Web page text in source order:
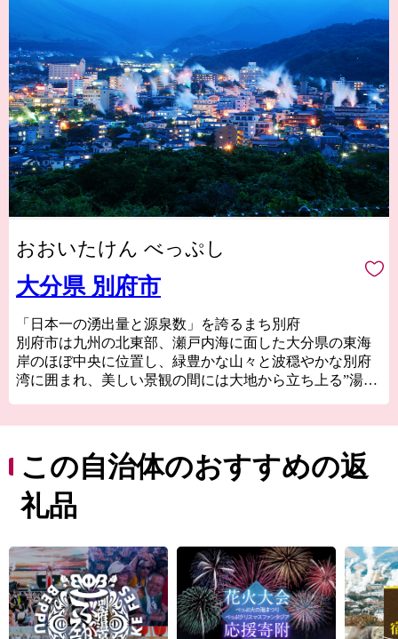
おおいたけん べっぷし
大分県 別府市
「日本一の湧出量と源泉数」を誇るまち別府
別府市は九州の北東部、瀬戸内海に面した大分県の東海
岸のほぼ中央に位置し、緑豊かな山々と波穏やかな別府
湾に囲まれ、美しい景観の間には大地から立ち上る”湯け
り、それぞれ泉質も雰囲気も違うため飽きることのない
のが別府の温泉です。
人口は県内で大分市に次ぎ2番目となる約11万人ですが、
市内には約3000人の留学生が勉学に励んでおり、日本で
けています。
また、一年を通して様々なイベントが⾏われており、100
回を超える歴史を持つ温泉まつりをはじめ、世界的に有
名なピアニスト、マルタ・アルゲリッチによる⾳楽祭、
神楽⼥湖の花菖蒲観賞会や夏・冬とそれぞれに異なる趣
この自治体のおすすめの返
礼品